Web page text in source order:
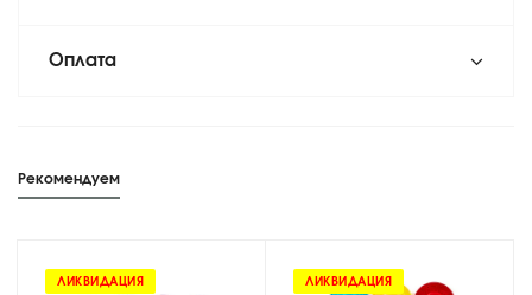
Оплата
Рекомендуем
ЛИКВИДАЦИЯ ЛИКВИДАЦИЯ